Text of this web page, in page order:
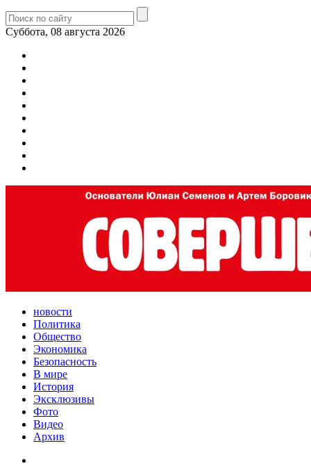
Суббота, 08 августа 2026
новости
Политика
Общество
Экономика
Безопасность
В мире
История
Эксклюзивы
Фото
Видео
Архив